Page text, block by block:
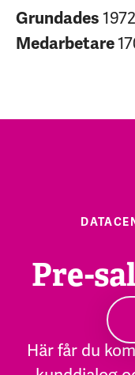
Grundades1972
Medarbetare
Pre-
Här får du